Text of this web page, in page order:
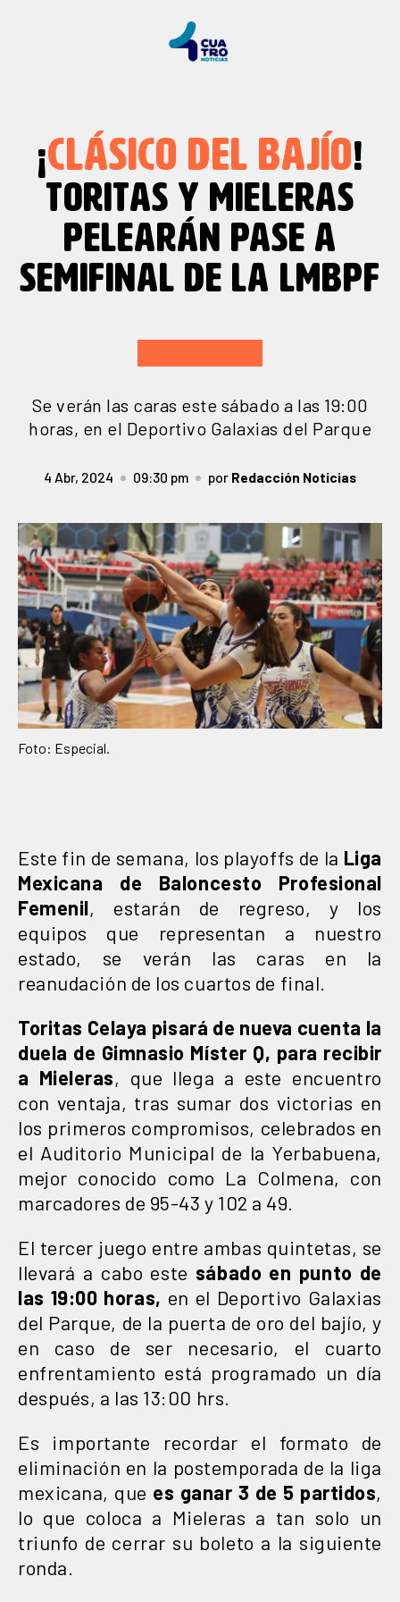
¡CLÁSICO DEL BAJÍO!
TORITAS Y MIELERAS
PELEARÁN PASE A
SEMIFINAL DE LA LMBPF
Se verán las caras este sábado a las 19:00
horas, en el Deportivo Galaxias del Parque
4 Abr, 2024 09:30 pm por Redacción Noticias
Foto: Especial.
Este fin de semana, los playoffs de la Liga
Mexicana de Baloncesto Profesional
Femenil, estarán de regreso, y los
equipos que representan a nuestro
estado, se verán las caras en la
reanudación de los cuartos de final.
Toritas Celaya pisará de nueva cuenta la
duela de Gimnasio Míster Q, para recibir
a Mieleras, que llega a este encuentro
con ventaja, tras sumar dos victorias en
los primeros compromisos, celebrados en
el Auditorio Municipal de la Yerbabuena,
mejor conocido como La Colmena, con
marcadores de 95-43 y 102 a 49.
El tercer juego entre ambas quintetas, se
llevará a cabo este sábado en punto de
las 19:00 horas, en el Deportivo Galaxias
del Parque, de la puerta de oro del bajío, y
en caso de ser necesario, el cuarto
enfrentamiento está programado un día
después, a las 13:00 hrs.
Es importante recordar el formato de
eliminación en la postemporada de la liga
mexicana, que es ganar 3 de 5 partidos,
lo que coloca a Mieleras a tan solo un
triunfo de cerrar su boleto a la siguiente
ronda.